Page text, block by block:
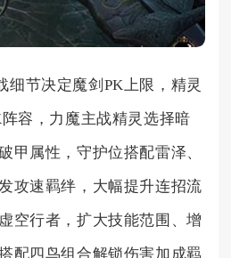
细节决定魔剑PK上限，精灵
容，力魔主战精灵选择暗
甲属性，守护位搭配雷泽、
攻速羁绊，大幅提升连招流
空行者，扩大技能范围、增
配四鸟组合解锁伤害加成羁